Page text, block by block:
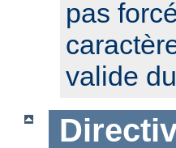
pas
valide